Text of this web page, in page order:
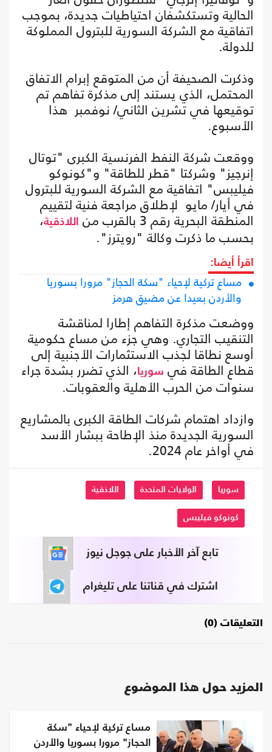
الحالية وتستكشفان احتياطيات جديدة، بموجب
اتفاقية مع الشركة السورية للبترول المملوكة
للدولة.
وذكرت الصحيفة أن من المتوقع إبرام الاتفاق
المحتمل، الذي يستند إلى مذكرة تفاهم تم
توقيعها في تشرين الثاني/ نوفمبر هذا
الأسبوع.
ووقعت شركة النفط الفرنسية الكبرى "توتال
إنرجيز" وشركتا "قطر للطاقة" و"كونوكو
فيليبس" اتفاقية مع الشركة السورية للبترول
في أيار/ مايو لإطلاق مراجعة فنية لتقييم
المنطقة البحرية رقم 3 بالقرب من اللاذقية،
بحسب ما ذكرت وكالة "رويترز".
اقرأ أيضا:
مساع تركية لإحياء "سكة الحجاز" مرورا بسوريا
والأردن بعيدا عن مضيق هرمز
ووضعت مذكرة التفاهم إطارا لمناقشة
التنقيب التجاري. وهي جزء من مساع حكومية
أوسع نطاقا لجذب الاستثمارات الأجنبية إلى
قطاع الطاقة في سوريا، الذي تضرر بشدة جراء
سنوات من الحرب الأهلية والعقوبات.
وازداد اهتمام شركات الطاقة الكبرى بالمشاريع
السورية الجديدة منذ الإطاحة ببشار الأسد
في أواخر عام 2024.
سوريا الولايات المتحدة اللاذقية
كونوكو فيليبس
تابع آخر الأخبار على جوجل نيوز
اشترك في قناتنا على تليغرام
التعليقات (0)
المزيد حول هذا الموضوع
مساع تركية لإحياء "سكة
الحجاز" مرورا بسوريا والأردن